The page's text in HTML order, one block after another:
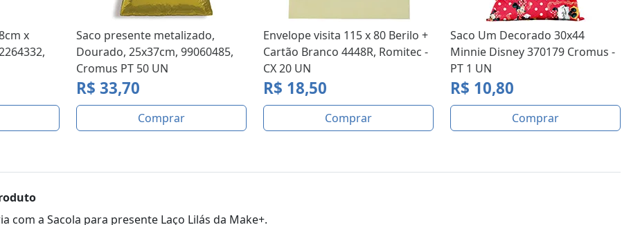
x
Saco presente metalizado,
Dourado, 25x37cm, 99060485,
Cromus PT 50 UN
R$ 33,70
Comprar
Envelope visita 115 x 80 Berilo +
Cartão Branco 4448R, Romitec -
CX 20 UN
R$ 18,50
Comprar
Saco Um Decorado 30x44
Minnie Disney 370179 Cromus -
PT 1 UN
R$ 10,80
Comprar
com a Sacola para presente Laço Lilás da Make+.